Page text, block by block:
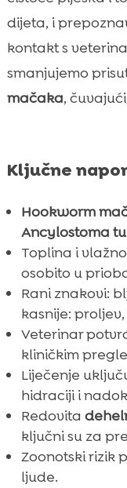
dijeta, i
kontakt s
smanjujemo
mačaka,
Ključne
Hookworm
Ancylostoma
Toplina i
osobito u
Rani znakovi:
kasnije:
Veterinar
kliničkim
Liječenje
hidraciji i
Redovita
ključni su za
Zoonotski rizik
ljude.